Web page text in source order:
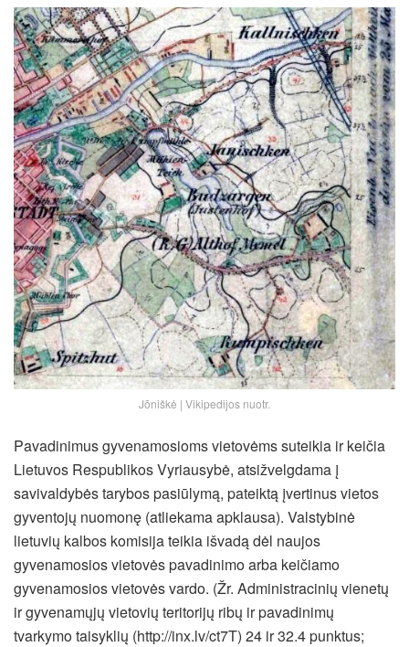
Jõniškė | Vikipedijos nuotr.
Pavadinimus gyvenamosioms vietovėms suteikia ir keičia
Lietuvos Respublikos Vyriausybė, atsižvelgdama į
savivaldybės tarybos pasiūlymą, pateiktą įvertinus vietos
gyventojų nuomonę (atliekama apklausa). Valstybinė
lietuvių kalbos komisija teikia išvadą dėl naujos
gyvenamosios vietovės pavadinimo arba keičiamo
gyvenamosios vietovės vardo. (Žr. Administracinių vienetų
ir gyvenamųjų vietovių teritorijų ribų ir pavadinimų
tvarkymo taisyklių (http://inx.lv/ct7T) 24 ir 32.4 punktus;